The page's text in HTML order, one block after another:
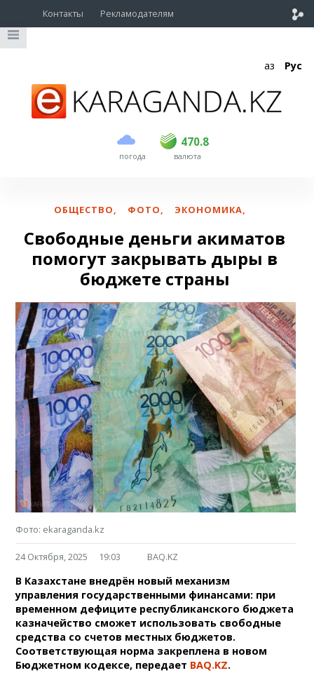
Контакты Рекламодателям
Қаз Рус
погода
470.8
USD 468.5 470.8
EUR валюта
ОБЩЕСТВО, ФОТО, ЭКОНОМИКА,
Свободные деньги акиматов
помогут закрывать дыры в
бюджете страны
Фото: ekaraganda.kz
24 Октября, 2025 19:03 BAQ.KZ
В Казахстане внедрён новый механизм
управления государственными финансами: при
временном дефиците республиканского бюджета
казначейство сможет использовать свободные
средства со счетов местных бюджетов.
Соответствующая норма закреплена в новом
Бюджетном кодексе, передает BAQ.KZ.